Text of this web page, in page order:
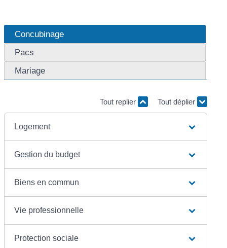
Concubinage
Pacs
Mariage
Tout replier Tout déplier
Logement
Gestion du budget
Biens en commun
Vie professionnelle
Protection sociale